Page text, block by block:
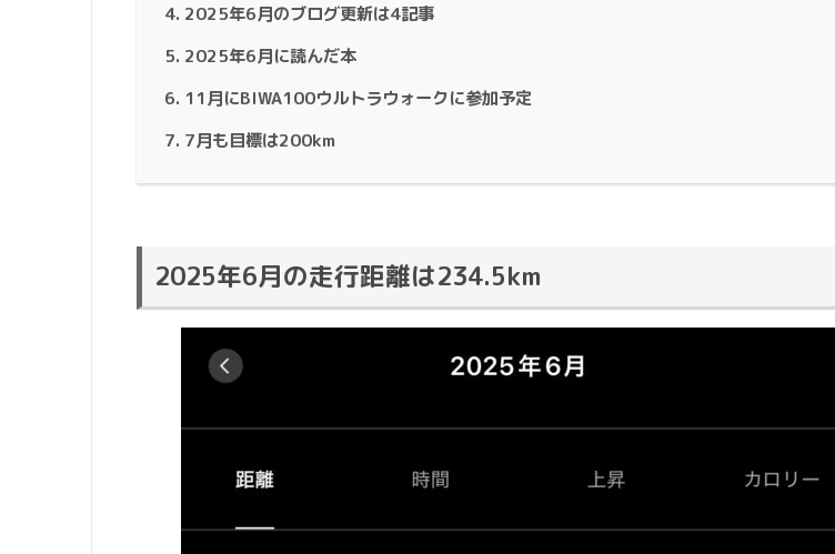
2025年6月のブログ更新は4記事
2025年6月に読んだ本
11月にBIWA100ウルトラウォークに参加予定
7月も目標は200km
2025年6月の走行距離は234.5km